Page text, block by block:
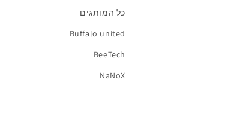
כל המותגים
Buffalo united
BeeTech
NaNoX